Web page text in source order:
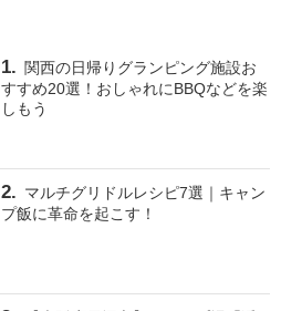
関西の日帰りグランピング施設お
すすめ20選！おしゃれにBBQなどを楽
しもう
マルチグリドルレシピ7選｜キャン
プ飯に革命を起こす！